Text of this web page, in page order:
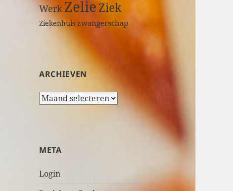
Werk ZelieZiek
Ziekenhuis zwangerschap
ARCHIEVEN
A
i
v
META
Login